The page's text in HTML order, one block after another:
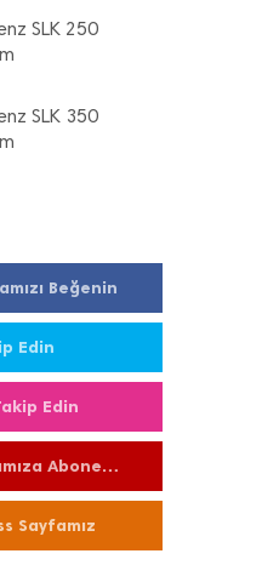
SLK 250
SLK 350
Beğenin
Edin
Edin
Abone
Sayfamız